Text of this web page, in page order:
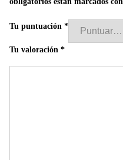
Tu puntuación *
Tu valoración *